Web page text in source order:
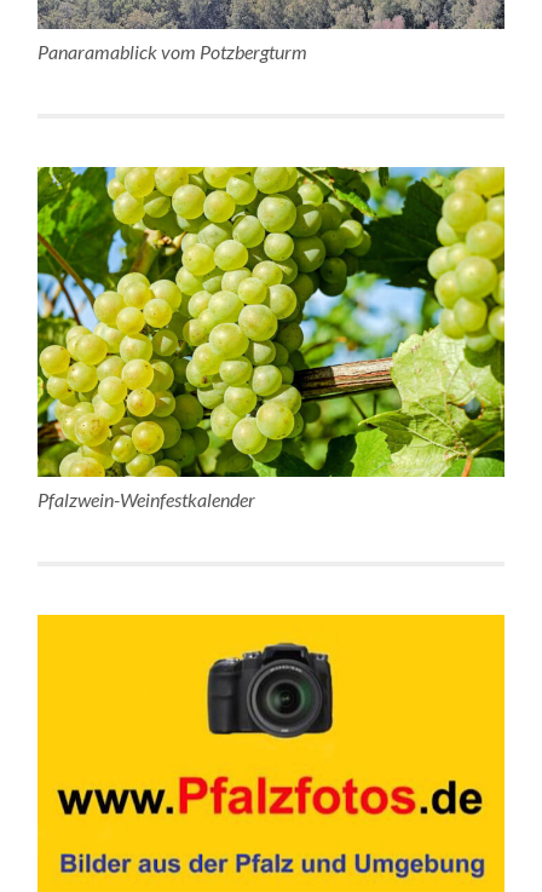
Panaramablick vom Potzbergturm
Pfalzwein-Weinfestkalender